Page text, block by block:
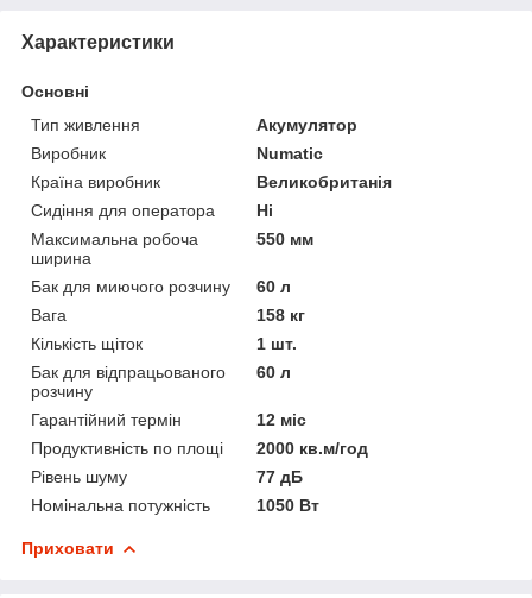
Характеристики
Основні
Тип живлення
Акумулятор
Виробник
Numatic
Країна виробник
Великобританія
Сидіння для оператора
Ні
Максимальна робоча
ширина
550 мм
Бак для миючого розчину
60 л
Вага
158 кг
Кількість щіток
1 шт.
Бак для відпрацьованого
розчину
60 л
Гарантійний термін
12 міс
Продуктивність по площі
2000 кв.м/год
Рівень шуму
77 дБ
Номінальна потужність
1050 Вт
Приховати